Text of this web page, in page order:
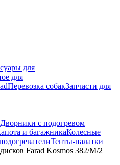
для
для
Перевозка собакЗапчасти для
Дворники с подогревом
и багажникаКолесные
Тенты-палатки
Farad Kosmos 382/M/2